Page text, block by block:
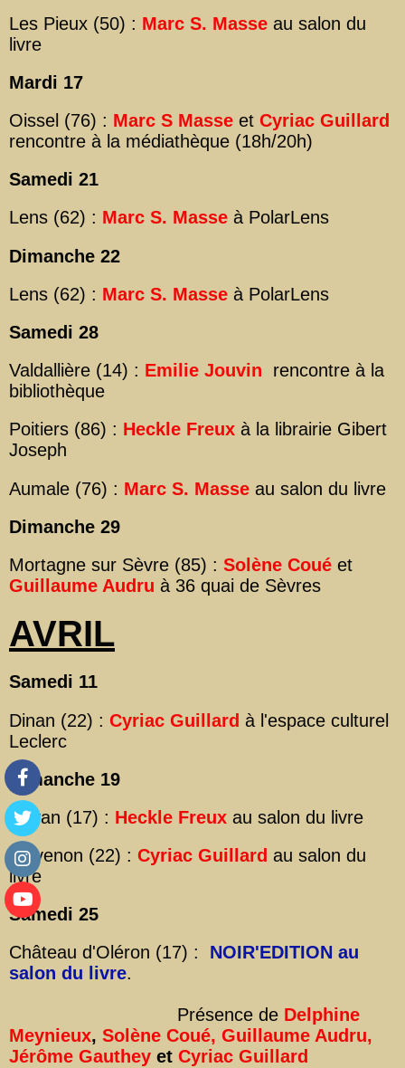
Les Pieux (50) : Marc S. Masse au salon du
livre
Mardi 17
Oissel (76) : Marc S Masse et Cyriac Guillard
rencontre à la médiathèque (18h/20h)
Samedi 21
Lens (62) : Marc S. Masse à PolarLens
Dimanche 22
Lens (62) : Marc S. Masse à PolarLens
Samedi 28
Valdallière (14) : Emilie Jouvin rencontre à la
bibliothèque
Poitiers (86) : Heckle Freux à la librairie Gibert
Joseph
Aumale (76) : Marc S. Masse au salon du livre
Dimanche 29
Mortagne sur Sèvre (85) : Solène Coué et
Guillaume Audru à 36 quai de Sèvres
AVRIL
Samedi 11
Dinan (22) : Cyriac Guillard à l'espace culturel
Leclerc
Dimanche 19
Royan (17) : Heckle Freux au salon du livre
Plévenon (22) : Cyriac Guillard au salon du
livre
Samedi 25
Château d'Oléron (17) : NOIR'EDITION au
salon du livre.
Présence de Delphine
Meynieux, Solène Coué, Guillaume Audru,
Jérôme Gauthey et Cyriac Guillard